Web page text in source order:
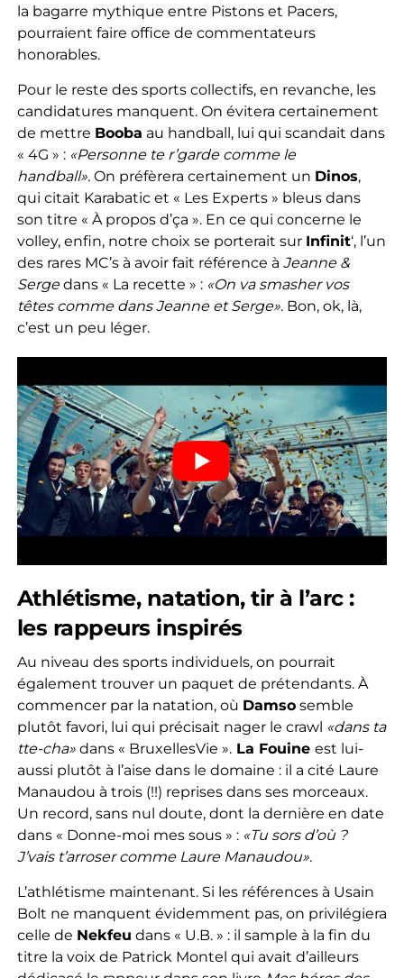
la bagarre mythique entre Pistons et Pacers,
pourraient faire office de commentateurs
honorables.
Pour le reste des sports collectifs, en revanche, les
candidatures manquent. On évitera certainement
de mettre Booba au handball, lui qui scandait dans
« 4G » : «Personne te r’garde comme le
handball». On préfèrera certainement un Dinos,
qui citait Karabatic et « Les Experts » bleus dans
son titre « À propos d’ça ». En ce qui concerne le
volley, enfin, notre choix se porterait sur Infinit‘, l’un
des rares MC’s à avoir fait référence à Jeanne &
Sergedans « La recette » : «On va smasher vos
têtes comme dans Jeanne et Serge». Bon, ok, là,
c’est un peu léger.
Athlétisme, natation, tir à l’arc :
les rappeurs inspirés
Au niveau des sports individuels, on pourrait
également trouver un paquet de prétendants. À
commencer par la natation, où Damsosemble
plutôt favori, lui qui précisait nager le crawl «dans ta
tte-cha»dans « BruxellesVie ».La Fouine est lui-
aussi plutôt à l’aise dans le domaine : il a cité Laure
Manaudou à trois (!!) reprises dans ses morceaux.
Un record, sans nul doute, dont la dernière en date
dans « Donne-moi mes sous » : «Tu sors d’où ?
J’vais t’arroser comme Laure Manaudou».
L’athlétisme maintenant. Si les références à Usain
Bolt ne manquent évidemment pas, on privilégiera
celle de Nekfeu dans « U.B. » : il sample à la fin du
titre la voix de Patrick Montel qui avait d’ailleurs